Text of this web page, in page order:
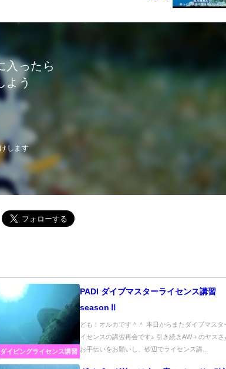
入ったら
よう
します
ダイビングライセンス講習
PADI ダイブマスターライセンス講習
seasonⅡ
ども！オルカです＾＾ 本日からまたダイブマスタ
イセンスの講習再会です♪ 引き続きAW＋のヤスさ
お手伝いをお願いし、砂辺でライセンス講...